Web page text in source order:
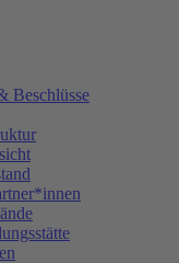
Beschlüsse